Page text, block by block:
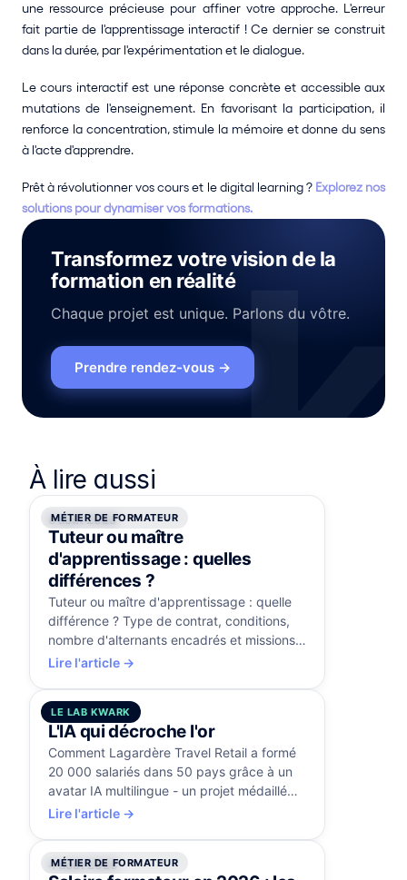
une ressource précieuse pour affiner votre approche. L'erreur
fait partie de l'apprentissage interactif ! Ce dernier se construit
dans la durée, par l'expérimentation et le dialogue.
Le cours interactif est une réponse concrète et accessible aux
mutations de l'enseignement. En favorisant la participation, il
renforce la concentration, stimule la mémoire et donne du sens
à l'acte d'apprendre.
Prêt à révolutionner vos cours et le digital learning ? Explorez nos
solutions pour dynamiser vos formations.
Transformez votre vision de la
formation en réalité
Chaque projet est unique. Parlons du vôtre.
Prendre rendez-vous →
À lire aussi
MÉTIER DE FORMATEUR
6 août 2026
Tuteur ou maître
d'apprentissage : quelles
différences ?
Tuteur ou maître d'apprentissage : quelle
différence ? Type de contrat, conditions,
nombre d'alternants encadrés et missions
comparés, avec la certification RS5515.
Lire l'article →
LE LAB KWARK
5 août 2026
L'IA qui décroche l'or
Comment Lagardère Travel Retail a formé
20 000 salariés dans 50 pays grâce à un
avatar IA multilingue - un projet médaillé
d'or aux Brandon Hall Awards.
Lire l'article →
MÉTIER DE FORMATEUR
4 août 2026